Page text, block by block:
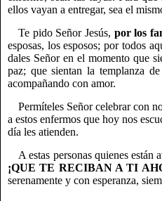
ellos vayan a entregar, sea el
Te pido Señor Jesús, por los
esposas, los esposos; por todos
dales Señor en el momento que
paz; que sientan la templanza
acompañando con amor.
Permíteles Señor celebrar con
a estos enfermos que hoy nos
día les atienden.
A estas personas quienes
¡QUE TE RECIBAN A TI
serenamente y con esperanza,